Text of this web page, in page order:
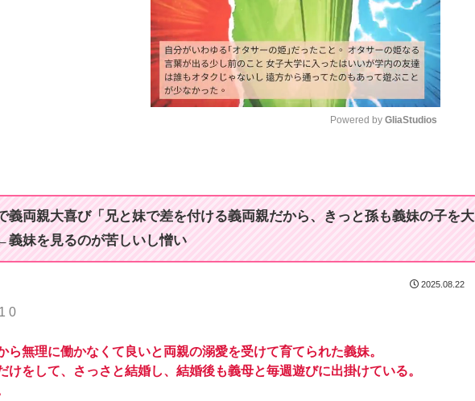
t
Powered by GliaStudios
義両親大喜び「兄と妹で差を付ける義両親だから、きっと孫も義妹の子を大
妹を見るのが苦しいし憎い
2025.08.22
0
ら無理に働かなくて良いと両親の溺愛を受けて育てられた義妹。
けをして、さっさと結婚し、結婚後も義母と毎週遊びに出掛けている。